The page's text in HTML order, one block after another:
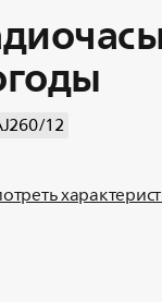
12